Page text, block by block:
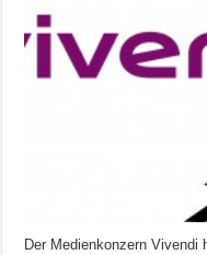
Der Medienkonzern